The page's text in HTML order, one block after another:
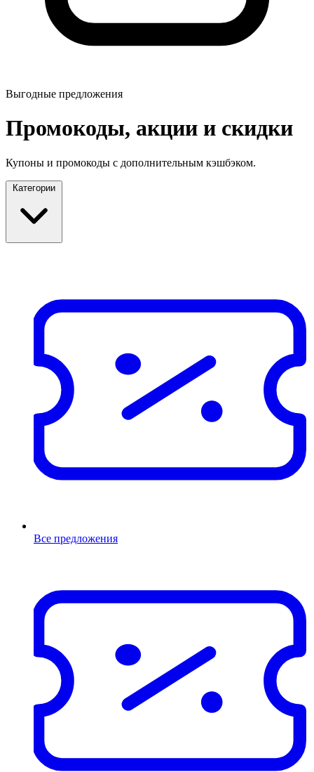
Выгодные предложения
Промокоды, акции и скидки
Купоны и промокоды с дополнительным кэшбэком.
Категории
Все предложения